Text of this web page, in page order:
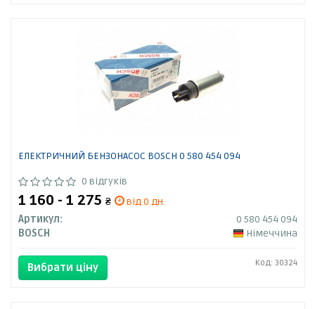
ЕЛЕКТРИЧНИЙ БЕНЗОНАСОС BOSCH 0 580 454 094
0 відгуків
1 160 - 1 275 ₴
від 0 дн.
Артикул:
0 580 454 094
BOSCH
Німеччина
Вибрати ціну Код: 30324